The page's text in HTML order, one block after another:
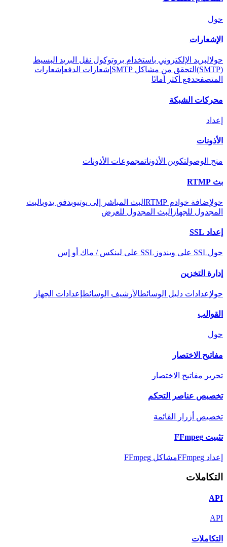
حول
الإشعارات
حولالبريد الإلكتروني باستخدام بروتوكول نقل البريد البسيط
(SMTP)
التحقق من مشاكل SMTP إشعارات الدفعإشعارات
المتصفحدفع أكثر أمانًا
محركات الشبكة
إعداد
الأذونات
منح الوصولتكوين الأذوناتمجموعات الأذونات
بث RTMP
حولإضافة خوادم RTMP البث المباشر إلى يوتيوبدفق يدويالبث
المجدول للجهاز البث المجدول للعرض
إعداد SSL
حولSSL على ويندوز SSL على لينكس / ماك أو إس
إدارة التخزين
حولإعدادات دليل الوسائطالأرشيف الوسائطإعدادات الجهاز
القوالب
حول
مفاتيح الاختصار
تحرير مفاتيح الاختصار
تخصيص عناصر التحكم
تخصيص أزرار القائمة
تثبيت FFmpeg
إعداد FFmpeg مشاكل FFmpeg
التكاملات
API
API
التكاملات